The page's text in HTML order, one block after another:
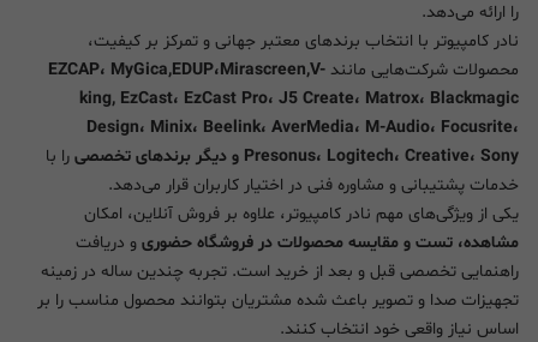
را ارائه می‌دهد.
نادر کامپیوتر با انتخاب برندهای معتبر جهانی و تمرکز بر کیفیت،
محصولات شرکت‌هایی مانند EZCAP، MyGica,EDUP،Mirascreen,V-
king, EzCast، EzCast Pro، J5 Create، Matrox، Blackmagic
Design، Minix، Beelink، AverMedia، M-Audio، Focusrite،
Presonus، Logitech، Creative، Sony و دیگر برندهای تخصصی
را با
خدمات پشتیبانی و مشاوره فنی در اختیار کاربران قرار می‌دهد.
یکی از ویژگی‌های مهم نادر کامپیوتر، علاوه بر فروش آنلاین، امکان
مشاهده، تست و مقایسه محصولات در فروشگاه حضوری و دریافت
راهنمایی تخصصی قبل و بعد از خرید است. تجربه چندین ساله در زمینه
تجهیزات صدا و تصویر باعث شده مشتریان بتوانند محصول مناسب را بر
اساس نیاز واقعی خود انتخاب کنند.